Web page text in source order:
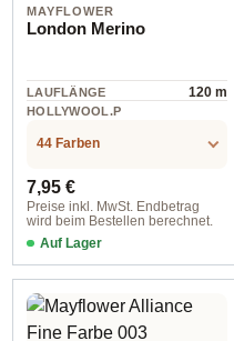
MAYFLOWER
London Merino
LAUFLÄNGE 120 m
HOLLYWOOL.P
.LABEL.MATERI
44 Farben
Regulärer Preis:
7,95 €
Preise inkl. MwSt. Endbetrag
wird beim Bestellen berechnet.
Auf Lager
Farbe 040 schwarz